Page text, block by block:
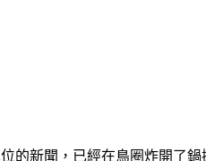
的新聞，已經在鳥圈炸開了